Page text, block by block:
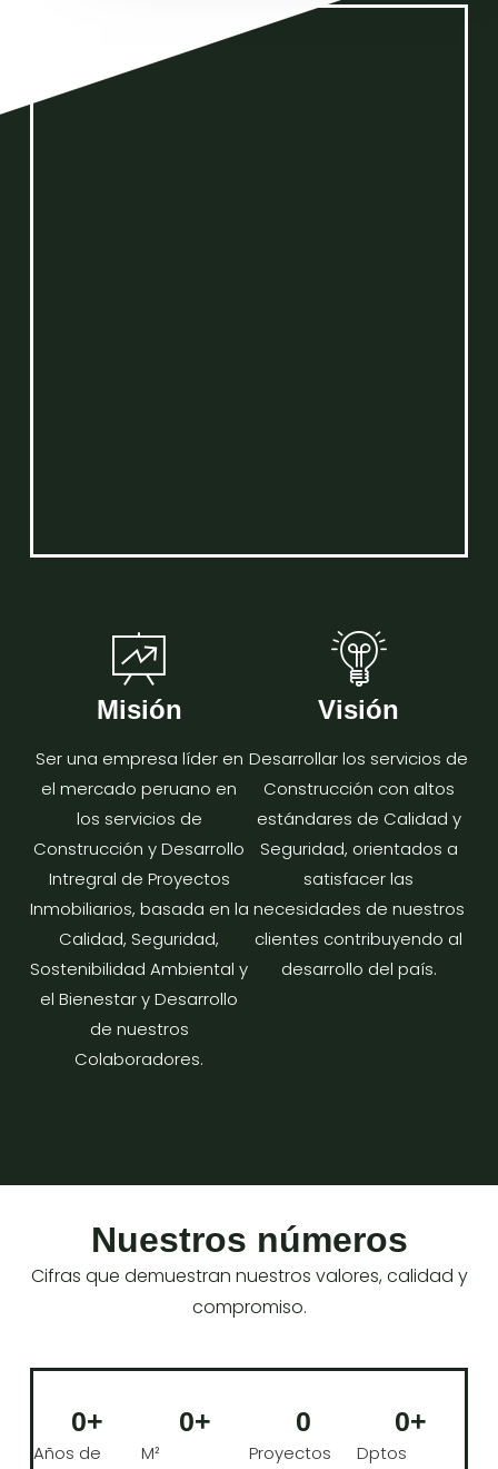
Misión
Ser una empresa líder en
el mercado peruano en
los servicios de
Construcción y Desarrollo
Intregral de Proyectos
Inmobiliarios, basada en la
Calidad, Seguridad,
Sostenibilidad Ambiental y
el Bienestar y Desarrollo
de nuestros
Colaboradores.
Visión
Desarrollar los servicios de
Construcción con altos
estándares de Calidad y
Seguridad, orientados a
satisfacer las
necesidades de nuestros
clientes contribuyendo al
desarrollo del país.
Nuestros números
Cifras que demuestran nuestros valores, calidad y
compromiso.
Años de
0+
M²
0+
Proyectos
0
Dptos
0+